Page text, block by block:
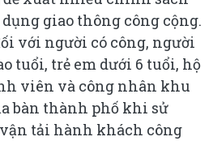
giao thông công cộng.
với người có công, người
tuổi, trẻ em dưới 6 tuổi, hộ
viên và công nhân khu
bàn thành phố khi sử
tải hành khách công